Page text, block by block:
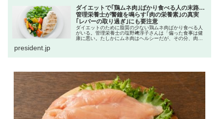
ダイエットで｢鶏ムネ肉｣ばかり食べる人の末路…
管理栄養士が警鐘を鳴らす｢肉の栄養素｣の真実
｢レバーの取り過ぎ｣にも要注意
ダイエットのために脂質の少ない鶏ムネ肉ばかり食べる人
がいる。管理栄養士の塩野﨑淳子さんは「偏った食事は健
康に悪い。たしかにムネ肉はヘルシーだが、その分、肉で
president.jp